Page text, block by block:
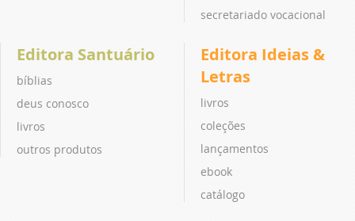
secretariado vocacional
Editora Santuário
bíblias
deus conosco
livros
outros produtos
Editora Ideias &
Letras
livros
coleções
lançamentos
ebook
catálogo